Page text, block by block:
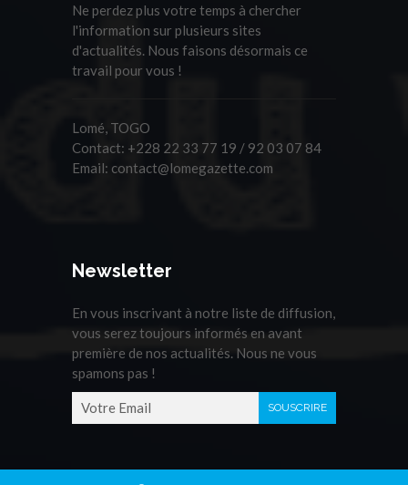
Ne perdez plus votre temps à chercher
l'information sur plusieurs sites
d'actualités. Nous faisons désormais ce
travail pour vous !
Lomé, TOGO
Contact: +228 22 33 77 19 / 92 03 07 84
Email: contact@lomegazette.com
Newsletter
En vous inscrivant à notre liste de diffusion,
vous serez toujours informés en avant
première de nos actualités. Nous ne vous
spamons pas !